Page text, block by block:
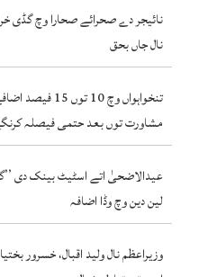
نال جاں بحق
تنخواہواں وچ
مشاورت توں بعد حتمی فیصلہ
عیدالاضحیٰ اتے اسٹیٹ بینک دی
لین دین وچ وڈا اضافہ
وزیراعظم نال ولید اقبال، خسرور